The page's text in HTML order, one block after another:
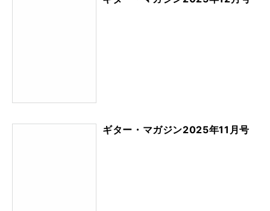
ギター・マガジン2025年11月号